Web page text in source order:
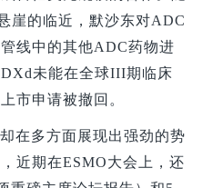
崖的临近，默沙东对ADC
线中的其他ADC药物进
未能在全球III期临床
市申请被撤回。
在多方面展现出强劲的势
近期在ESMO大会上，还